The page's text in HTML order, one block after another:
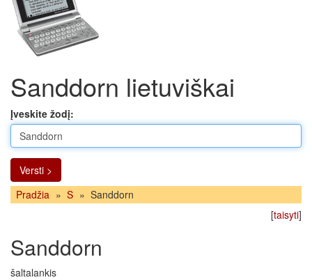
Sanddorn lietuviškai
Įveskite žodį:
Versti >
Pradžia » S » Sanddorn
[taisyti]
Sanddorn
šaltalankis